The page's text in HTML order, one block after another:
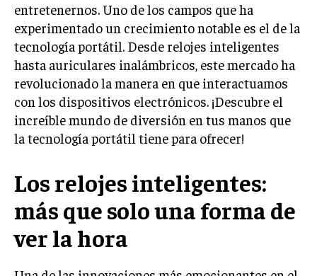
entretenernos. Uno de los campos que ha
experimentado un crecimiento notable es el de la
tecnología portátil. Desde relojes inteligentes
hasta auriculares inalámbricos, este mercado ha
revolucionado la manera en que interactuamos
con los dispositivos electrónicos. ¡Descubre el
increíble mundo de diversión en tus manos que
la tecnología portátil tiene para ofrecer!
Los relojes inteligentes:
más que solo una forma de
ver la hora